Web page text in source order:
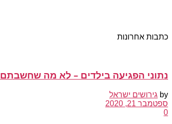
כתבות אחרונות
נתוני הפגיעה בילדים – לא מה שחשבתם
by גירושים ישראל
ספטמבר 21, 2020
0